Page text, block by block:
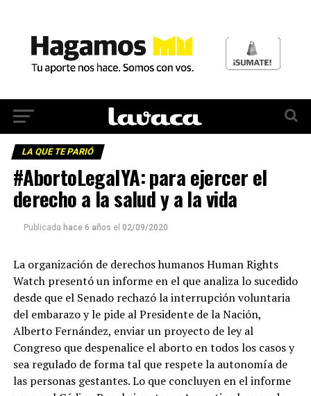
LA QUE TE PARIÓ
#AbortoLegalYA: para ejercer el
derecho a la salud y a la vida
Publicada hace 6 años el 02/09/2020
La organización de derechos humanos Human Rights
Watch presentó un informe en el que analiza lo sucedido
desde que el Senado rechazó la interrupción voluntaria
del embarazo y le pide al Presidente de la Nación,
Alberto Fernández, enviar un proyecto de ley al
Congreso que despenalice el aborto en todos los casos y
sea regulado de forma tal que respete la autonomía de
las personas gestantes. Lo que concluyen en el informe